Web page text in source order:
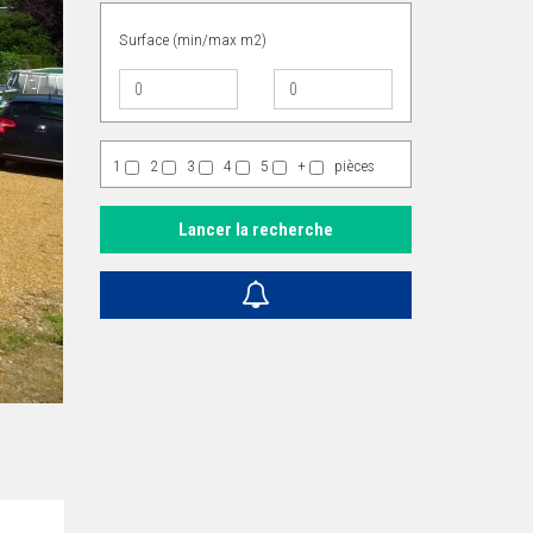
Surface (min/max m2)
1 2 3 4 5 + pièces